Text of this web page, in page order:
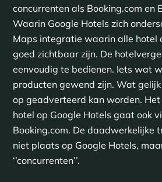
concurrenten als Booking.com en
Waarin Google Hotels zich
Maps integratie waarin alle hotel
goed zichtbaar zijn. De
eenvoudig te bedienen. Iets wat
producten gewend zijn. Wat
op geadverteerd kan worden. Het
hotel op Google Hotels gaat ook
Booking.com. De daadwerkelijke
niet plaats op Google Hotels,
‘’concurrenten’’.